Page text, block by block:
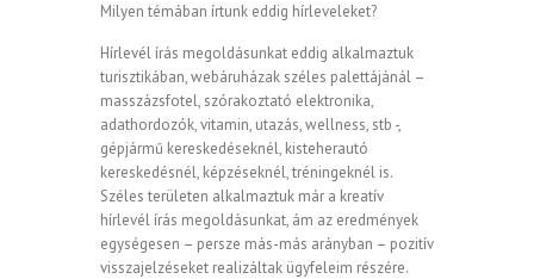
Milyen témában írtunk eddig hírleveleket?
Hírlevél írás megoldásunkat eddig alkalmaztuk
turisztikában, webáruházak széles palettájánál –
masszázsfotel, szórakoztató elektronika,
adathordozók, vitamin, utazás, wellness, stb -,
gépjármű kereskedéseknél, kisteherautó
kereskedésnél, képzéseknél, tréningeknél is.
Széles területen alkalmaztuk már a kreatív
hírlevél írás megoldásunkat, ám az eredmények
egységesen – persze más-más arányban – pozitív
visszajelzéseket realizáltak ügyfeleim részére.